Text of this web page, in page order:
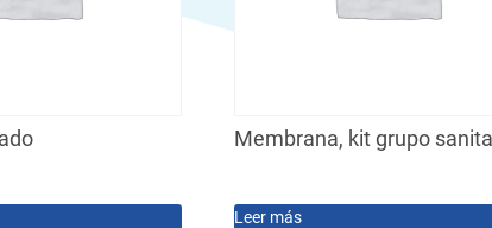
Membrana, kit grupo
Leer más